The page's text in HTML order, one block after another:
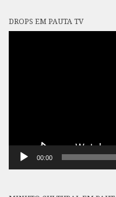
DROPS EM PAUTA TV
00:00